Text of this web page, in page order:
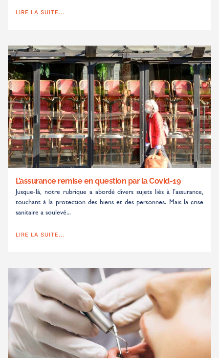
LIRE LA SUITE...
L’assurance remise en question par la Covid-19
Jusque-là, notre rubrique a abordé divers sujets liés à l’assurance,
touchant à la protection des biens et des personnes. Mais la crise
sanitaire a soulevé...
LIRE LA SUITE...